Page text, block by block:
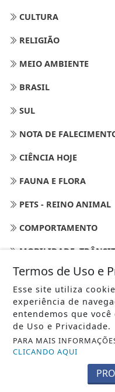
CULTURA
RELIGIÃO
MEIO AMBIENTE
BRASIL
SUL
NOTA DE
CIÊNCIA HOJE
FAUNA E FLORA
PETS - REINO ANIMAL
COMPORTAMENTO
MOBILIDADE -
ESPORTE NA PRAIA
COMPORTAMENTO
ARTE E DECORAÇÃO
COMÉRCIO
Termos de Uso e
Esse site utiliza
experiência de
entendemos que
de Uso e Privacidade.
PARA MAIS
CLICANDO AQUI